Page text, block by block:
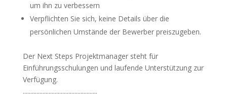
um ihn zu verbessern
Verpflichten Sie sich, keine Details über die
persönlichen Umstände der Bewerber preiszugeben.
Der Next Steps Projektmanager steht für
Einführungsschulungen und laufende Unterstützung zur
Verfügung.
.................................................